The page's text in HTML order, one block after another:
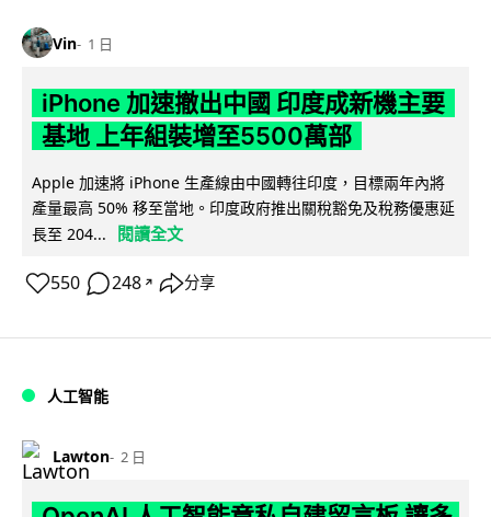
Vin 1 日
iPhone 加速撤出中國 印度成新機主要
基地 上年組裝增至5500萬部
Apple 加速將 iPhone 生產線由中國轉往印度，目標兩年內將
產量最高 50% 移至當地。印度政府推出關稅豁免及稅務優惠延
長至 204...
閱讀全文
550 248 ↗ 分享
人工智能
Lawton 2 日